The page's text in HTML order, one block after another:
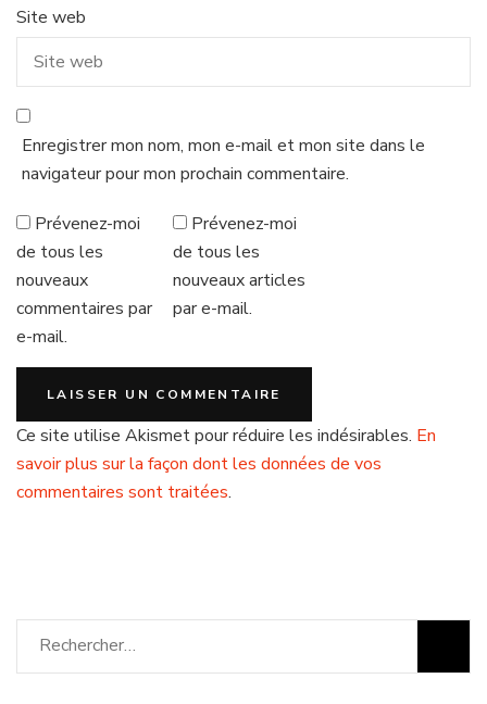
Site web
Enregistrer mon nom, mon e-mail et mon site dans le
navigateur pour mon prochain commentaire.
Prévenez-moi
de tous les
nouveaux
commentaires par
e-mail.
Prévenez-moi
de tous les
nouveaux articles
par e-mail.
Ce site utilise Akismet pour réduire les indésirables. En
savoir plus sur la façon dont les données de vos
commentaires sont traitées.
Rechercher :